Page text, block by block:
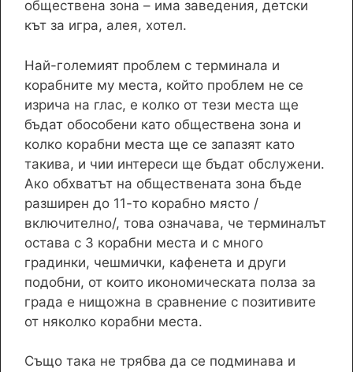
обществена зона – има заведения, детски
кът за игра, алея, хотел.
Най-големият проблем с терминала и
корабните му места, който проблем не се
изрича на глас, е колко от тези места ще
бъдат обособени като обществена зона и
колко корабни места ще се запазят като
такива, и чии интереси ще бъдат обслужени.
Ако обхватът на обществената зона бъде
разширен до 11-то корабно място /
включително/, това означава, че терминалът
остава с 3 корабни места и с много
градинки, чешмички, кафенета и други
подобни, от които икономическата полза за
града е нищожна в сравнение с позитивите
от няколко корабни места.
Също така не трябва да се подминава и